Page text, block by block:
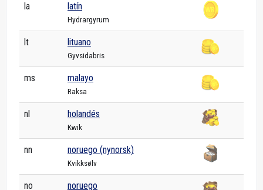
la latín
Hydrargyrum
lt lituano
Gyvsidabris
ms malayo
Raksa
nl holandés
Kwik
nn noruego (nynorsk)
Kvikksølv
no noruego